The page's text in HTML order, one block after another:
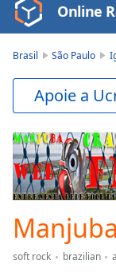
Video
Player
Skip
Backward
Skip
Forward
Mute
Current
Time 0:00
Online
Brasil São Paulo
Apoie a
soft rock brazilian